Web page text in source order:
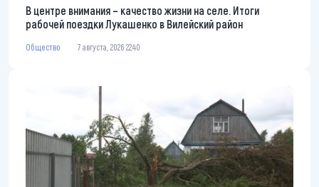
В центре внимания – качество жизни на селе. Итоги
рабочей поездки Лукашенко в Вилейский район
Общество 7 августа, 2026 22:40